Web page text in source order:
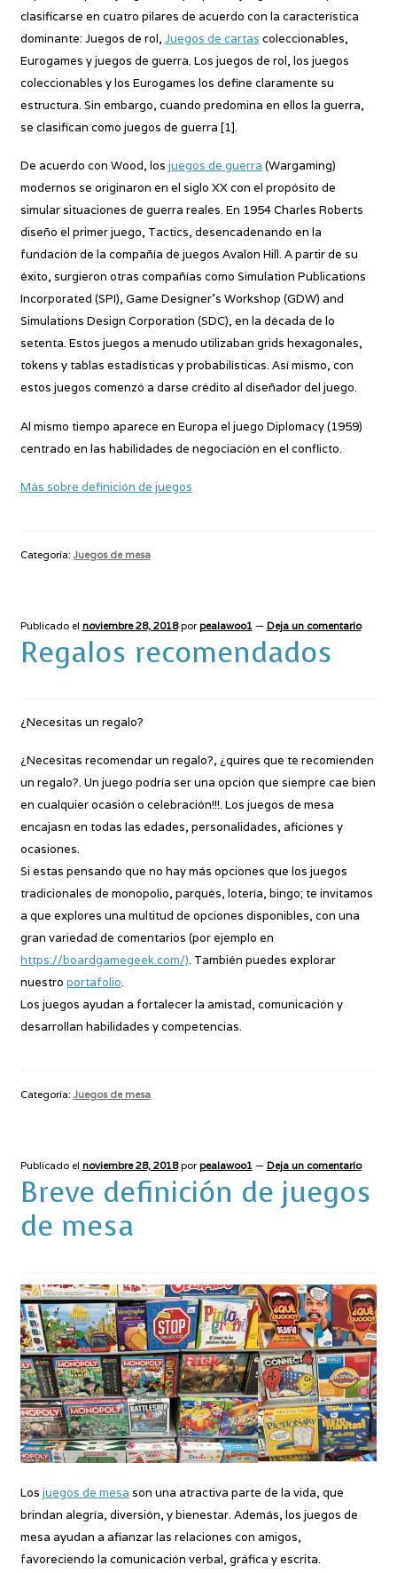
clasificarse en cuatro pilares de acuerdo con la característica
dominante: Juegos de rol, Juegos de cartas coleccionables,
Eurogames y juegos de guerra. Los juegos de rol, los juegos
coleccionables y los Eurogames los define claramente su
estructura. Sin embargo, cuando predomina en ellos la guerra,
se clasifican como juegos de guerra [1].
De acuerdo con Wood, los juegos de guerra (Wargaming)
modernos se originaron en el siglo XX con el propósito de
simular situaciones de guerra reales. En 1954 Charles Roberts
diseño el primer juego, Tactics, desencadenando en la
fundación de la compañía de juegos Avalon Hill. A partir de su
éxito, surgieron otras compañías como Simulation Publications
Incorporated (SPI), Game Designer’s Workshop (GDW) and
Simulations Design Corporation (SDC), en la década de lo
setenta. Estos juegos a menudo utilizaban grids hexagonales,
tokens y tablas estadísticas y probabilísticas. Así mismo, con
estos juegos comenzó a darse crédito al diseñador del juego.
Al mismo tiempo aparece en Europa el juego Diplomacy (1959)
centrado en las habilidades de negociación en el conflicto.
Más sobre definición de juegos
Categoría: Juegos de mesa
Publicado el noviembre 28, 2018 porpealawoo1 — Deja un comentario
Regalos recomendados
¿Necesitas un regalo?
¿Necesitas recomendar un regalo?, ¿quires que te recomienden
un regalo?. Un juego podría ser una opción que siempre cae bien
en cualquier ocasión o celebración!!!. Los juegos de mesa
encajasn en todas las edades, personalidades, aficiones y
ocasiones.
Si estas pensando que no hay más opciones que los juegos
tradicionales de monopolio, parqués, lotería, bingo; te invitamos
a que explores una multitud de opciones disponibles, con una
gran variedad de comentarios (por ejemplo en
https://boardgamegeek.com/). También puedes explorar
nuestro portafolio.
Los juegos ayudan a fortalecer la amistad, comunicación y
desarrollan habilidades y competencias.
Categoría: Juegos de mesa
Publicado el noviembre 28, 2018 porpealawoo1 — Deja un comentario
Breve definición de juegos
de mesa
Los juegos de mesa son una atractiva parte de la vida, que
brindan alegría, diversión, y bienestar. Además, los juegos de
mesa ayudan a afianzar las relaciones con amigos,
favoreciendo la comunicación verbal, gráfica y escrita.